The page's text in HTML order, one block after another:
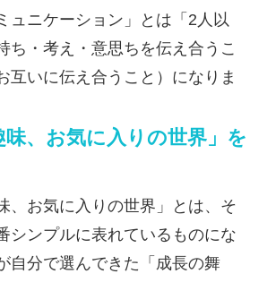
ュニケーション」とは「2人以
ち・考え・意思ちを伝え合うこ
互いに伝え合うこと）になりま
、お気に入りの世界」を
、お気に入りの世界」とは、そ
シンプルに表れているものにな
自分で選んできた「成長の舞